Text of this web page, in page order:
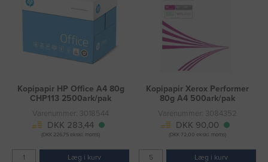
Kopipapir HP Office A4 80g
CHP113 2500ark/pak
Varenummer: 3018544
DKK 283,44
(DKK 226,75 ekskl. moms)
Læg i kurv
Kopipapir Xerox Performer
80g A4 500ark/pak
Varenummer: 3084352
DKK 90,00
(DKK 72,00 ekskl. moms)
Læg i kurv